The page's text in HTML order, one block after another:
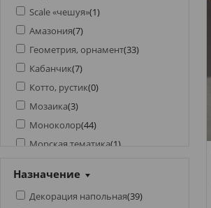
Scale «чешуя»(1)
Амазония(7)
Геометрия, орнамент(33)
Кабанчик(7)
Котто, рустик(0)
Мозаика(3)
Моноколор(44)
Морская тематика(1)
Патагония(1
Под бетон( 226
Назначение
Декорация напольная(39)